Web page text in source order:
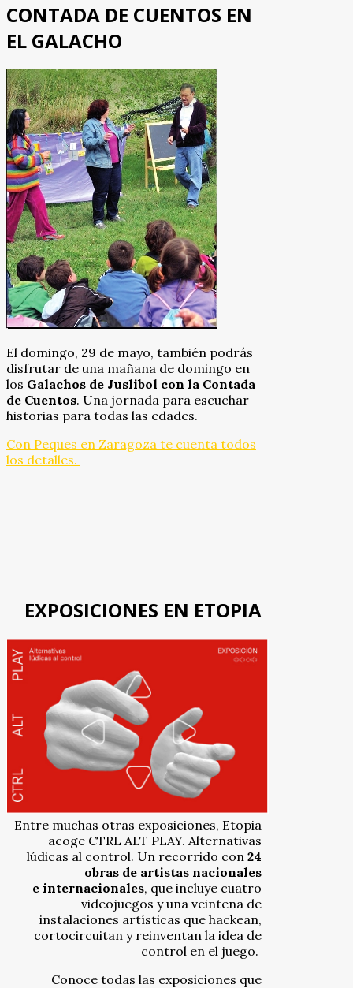
CONTADA DE CUENTOS EN
EL GALACHO
El domingo, 29 de mayo, también podrás
disfrutar de una mañana de domingo en
los Galachos de Juslibol con la Contada
de Cuentos. Una jornada para escuchar
historias para todas las edades.
Con Peques en Zaragoza te cuenta todos
los detalles.
EXPOSICIONES EN ETOPIA
Entre muchas otras exposiciones, Etopia
acoge CTRL ALT PLAY. Alternativas
lúdicas al control. Un recorrido con 24
obras de artistas nacionales
e internacionales, que incluye cuatro
videojuegos y una veintena de
instalaciones artísticas que hackean,
cortocircuitan y reinventan la idea de
control en el juego.
Conoce todas las exposiciones que